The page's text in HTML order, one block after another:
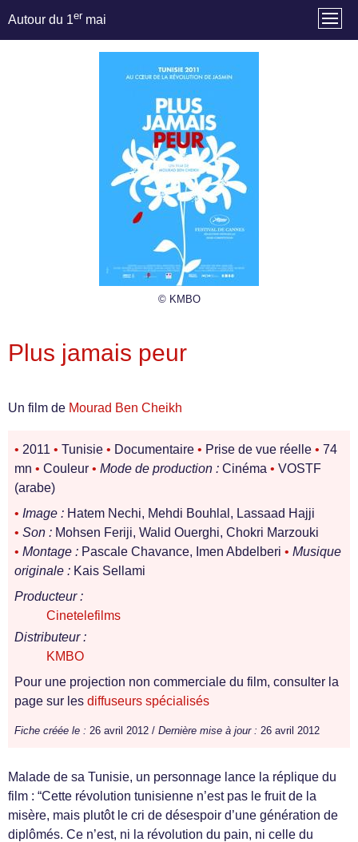
Autour du 1er mai
© KMBO
Plus jamais peur
Un film de Mourad Ben Cheikh
• 2011 • Tunisie • Documentaire • Prise de vue réelle • 74
mn • Couleur • Mode de production : Cinéma • VOSTF
(arabe)
• Image : Hatem Nechi, Mehdi Bouhlal, Lassaad Hajji
• Son : Mohsen Feriji, Walid Ouerghi, Chokri Marzouki
• Montage : Pascale Chavance, Imen Abdelberi • Musique
originale : Kais Sellami
Producteur :
Cinetelefilms
Distributeur :
KMBO
Pour une projection non commerciale du film, consulter la
page sur les diffuseurs spécialisés
Fiche créée le : 26 avril 2012 / Dernière mise à jour : 26 avril 2012
Malade de sa Tunisie, un personnage lance la réplique du
film : “Cette révolution tunisienne n’est pas le fruit de la
misère, mais plutôt le cri de désespoir d’une génération de
diplômés. Ce n’est, ni la révolution du pain, ni celle du